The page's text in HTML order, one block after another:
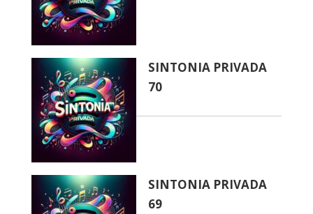
SINTONIA PRIVADA
70
SINTONIA PRIVADA
69